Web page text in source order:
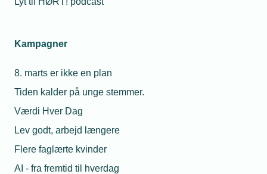
Kampagner
8. marts er ikke en plan
Tiden kalder på unge stemmer.
Værdi Hver Dag
Lev godt, arbejd længere
Flere faglærte kvinder
AI - fra fremtid til hverdag
medarbejderne om at vise coronapas eller udføre en
indgået i sidste uge. TEKNIQ Arbejdsgiverne kalder
muligheden ”et vigtigt redskab” i kampen mod corona.